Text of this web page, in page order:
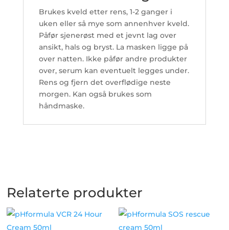
Brukes kveld etter rens, 1-2 ganger i
uken eller så mye som annenhver kveld.
Påfør sjenerøst med et jevnt lag over
ansikt, hals og bryst. La masken ligge på
over natten. Ikke påfør andre produkter
over, serum kan eventuelt legges under.
Rens og fjern det overflødige neste
morgen. Kan også brukes som
håndmaske.
Relaterte produkter